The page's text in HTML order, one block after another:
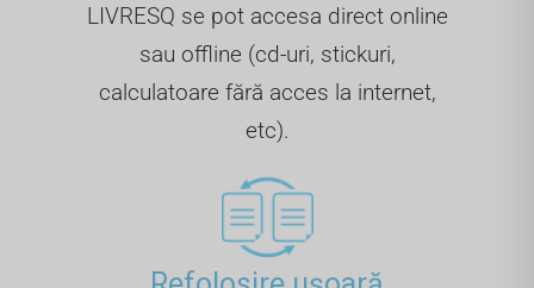
LIVRESQ se pot accesa direct online
sau offline (cd-uri, stickuri,
calculatoare fără acces la internet,
etc).